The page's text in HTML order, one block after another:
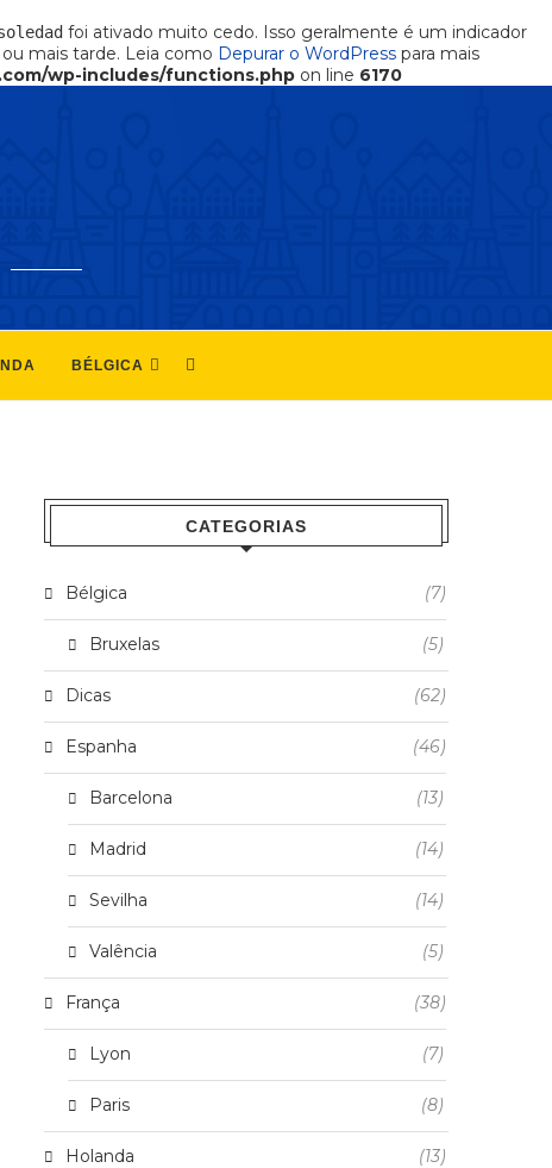
foi ativado muito cedo. Isso geralmente é um indicador
ou mais tarde. Leia como Depurar o WordPress para mais
wp-includes/functions.php on line 6170
BÉLGICA
CATEGORIAS
Bélgica (7)
Bruxelas (5)
Dicas (62)
Espanha (46)
Barcelona (13)
Madrid (14)
Sevilha (14)
Valência (5)
França (38)
Lyon (7)
Paris (8)
Holanda (13)